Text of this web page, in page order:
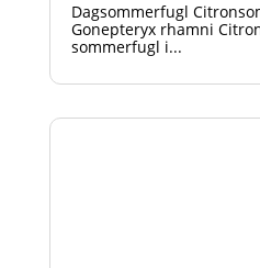
Dagsommerfugl
Gonepteryx rhamni
sommerfugl i...